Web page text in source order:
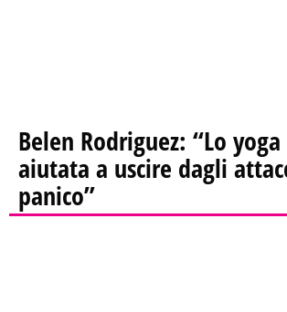
Belen Rodriguez: “Lo
aiutata a uscire dagli
panico”